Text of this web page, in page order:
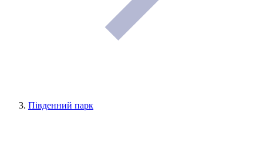
Південний парк